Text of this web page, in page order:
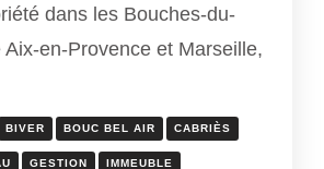
dans les Bouches-du-
Aix-en-Provence et Marseille,
BIVER BOUC BEL AIR CABRIÈS
GESTION IMMEUBLE